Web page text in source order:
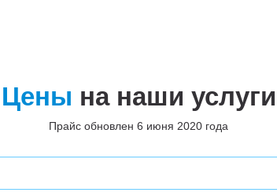
Цены на наши услуги
Прайс обновлен 6 июня 2020 года